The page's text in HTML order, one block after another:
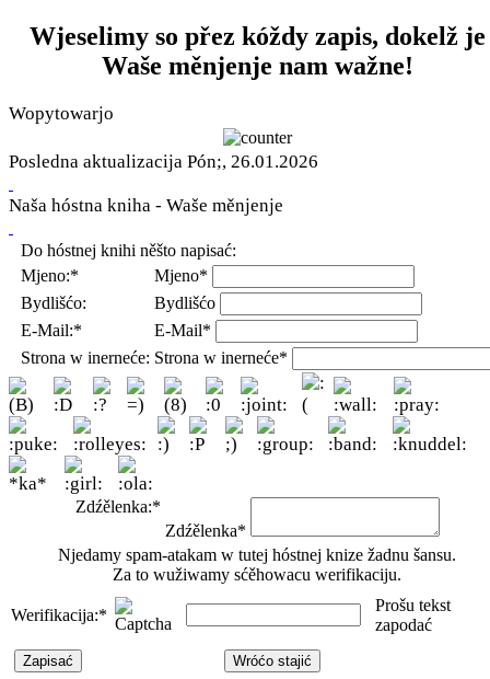
Wjeselimy so přez kóždy zapis, dokelž je
Waše měnjenje nam wažne!
Wopytowarjo
Posledna aktualizacija Pón;, 26.01.2026
Naša hóstna kniha - Waše měnjenje
Do hóstnej knihi něšto napisać:
Mjeno:*
Mjeno*
Bydlišćo:
Bydlišćo
E-Mail:*
E-Mail*
Strona w inerneće: Strona w inerneće*
Zdźělenka:*
Zdźělenka*
Njedamy spam-atakam w tutej hóstnej knize žadnu šansu.
Za to wužiwamy sćěhowacu werifikaciju.
Werifikacija:*
Prošu tekst
zapodać